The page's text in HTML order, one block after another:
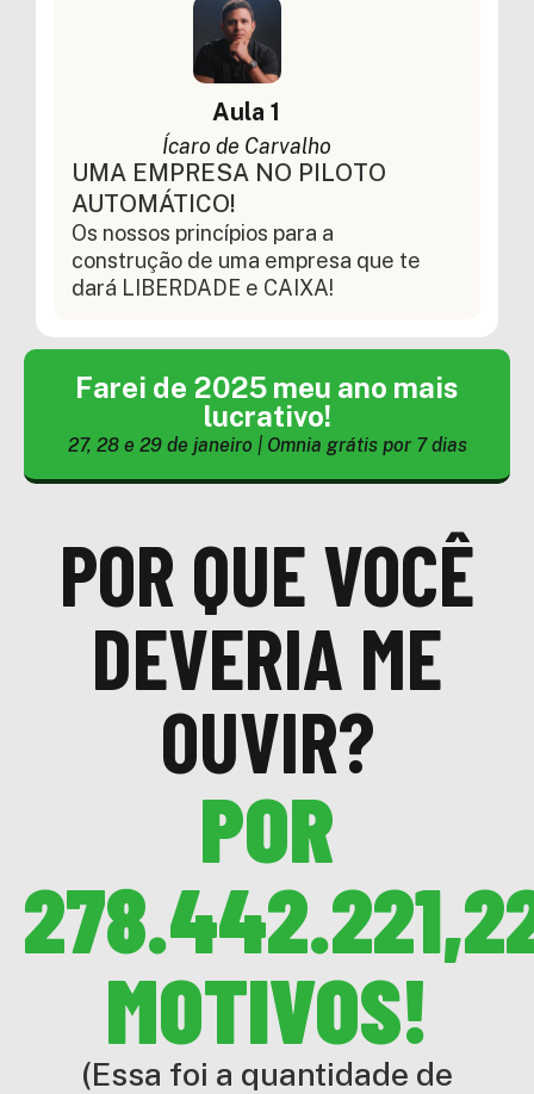
Aula 1
Ícaro de Carvalho
UMA EMPRESA NO PILOTO
AUTOMÁTICO!
Os nossos princípios para a
construção de uma empresa que te
dará LIBERDADE e CAIXA!
Farei de 2025 meu ano mais
lucrativo!
27, 28 e 29 de janeiro | Omnia grátis por 7 dias
POR QUE VOCÊ
DEVERIA ME
OUVIR?
POR
MOTIVOS!
(Essa foi a quantidade de